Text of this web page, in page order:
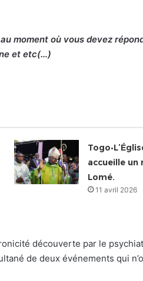
moment où vous devez
et etc(…)
accueille un
Lomé.
11 avril 2026
découverte par le
de deux événements qui